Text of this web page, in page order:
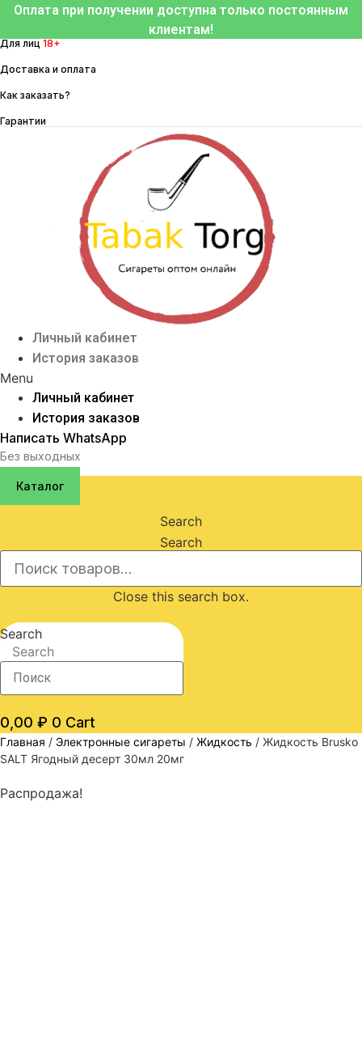
Перейти
содержимому
Оплата при получении доступна только постоянным
клиентам!
Для лиц 18+
Доставка и оплата
Как заказать?
Гарантии
Личный кабинет
История заказов
Menu
Личный кабинет
История заказов
Написать WhatsApp
Без выходных
Каталог
Search
Search
Close this search box.
Search
Search
0,00 ₽ 0 Cart
Главная / Электронные сигареты / Жидкость / Жидкость Brusko
SALT Ягодный десерт 30мл 20мг
Распродажа!